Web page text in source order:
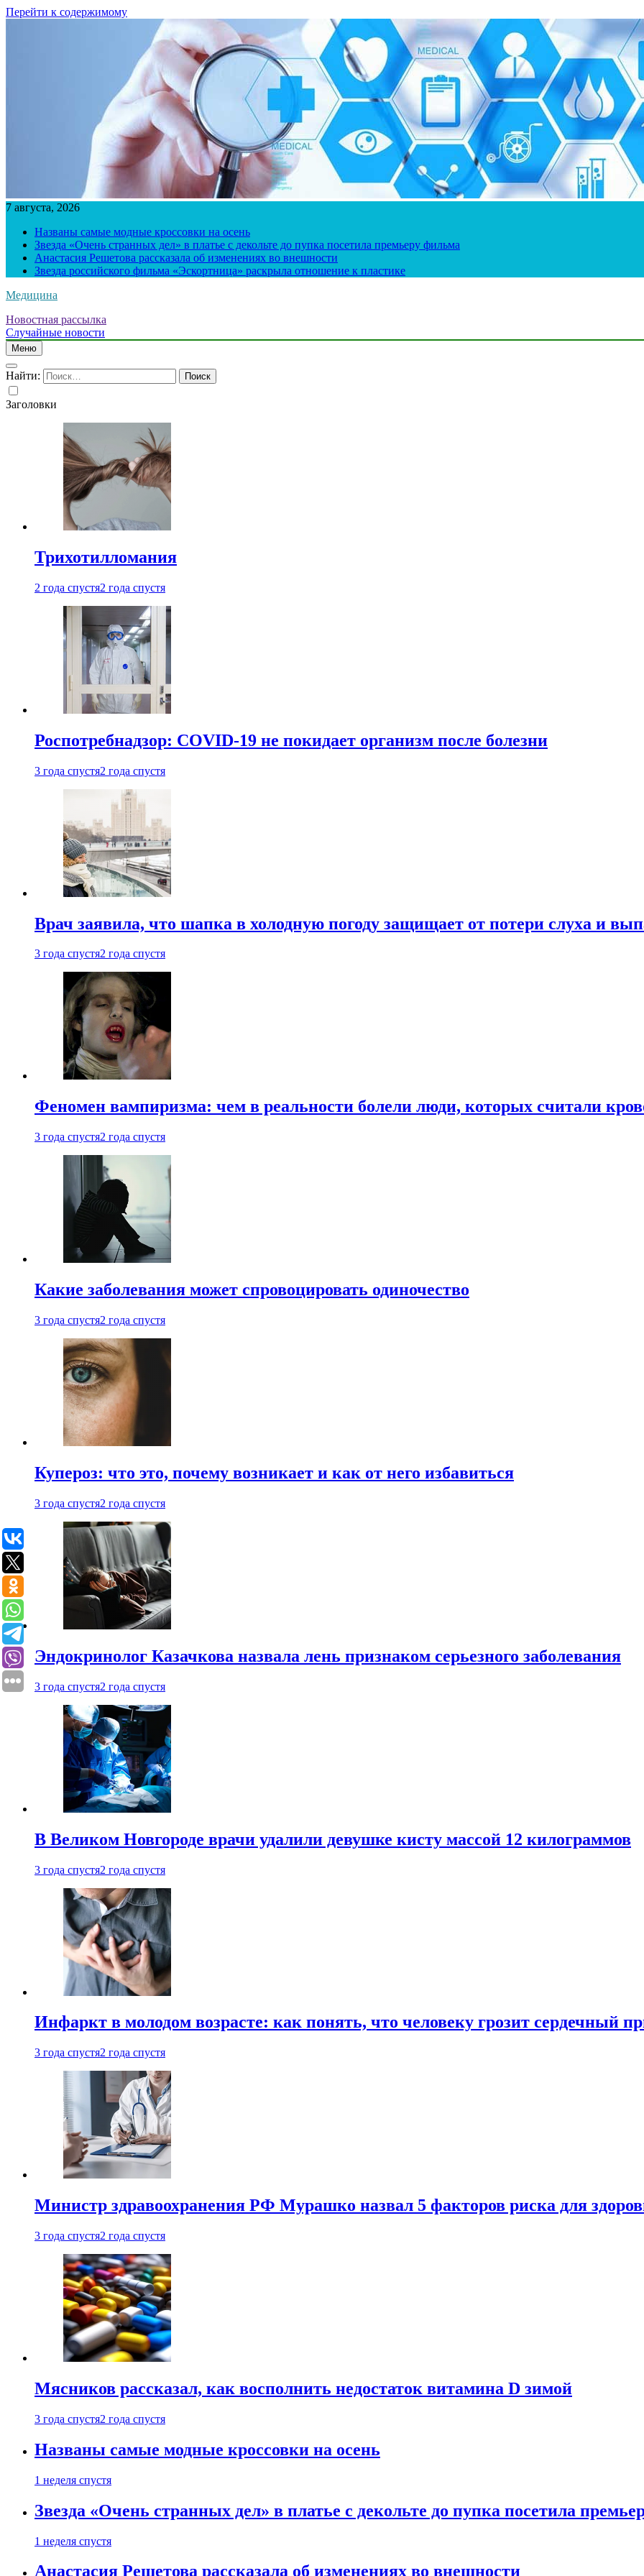
Перейти к содержимому
7 августа, 2026
Названы самые модные кроссовки на осень
Звезда «Очень странных дел» в платье с декольте до пупка посетила премьеру фильма
Анастасия Решетова рассказала об изменениях во внешности
Звезда российского фильма «Эскортница» раскрыла отношение к пластике
Медицина
Новостная рассылка
Случайные новости
Меню
Найти:
Заголовки
Трихотилломания
2 года спустя2 года спустя
Роспотребнадзор: COVID-19 не покидает организм после болезни
3 года спустя2 года спустя
Врач заявила, что шапка в холодную погоду защищает от потери слуха и
3 года спустя2 года спустя
Феномен вампиризма: чем в реальности болели люди, которых считали
3 года спустя2 года спустя
Какие заболевания может спровоцировать одиночество
3 года спустя2 года спустя
Купероз: что это, почему возникает и как от него избавиться
3 года спустя2 года спустя
Эндокринолог Казачкова назвала лень признаком серьезного заболевания
3 года спустя2 года спустя
В Великом Новгороде врачи удалили девушке кисту массой 12 килограммов
3 года спустя2 года спустя
Инфаркт в молодом возрасте: как понять, что человеку грозит сердечный
3 года спустя2 года спустя
Министр здравоохранения РФ Мурашко назвал 5 факторов риска для
3 года спустя2 года спустя
Мясников рассказал, как восполнить недостаток витамина D зимой
3 года спустя2 года спустя
Названы самые модные кроссовки на осень
1 неделя спустя
Звезда «Очень странных дел» в платье с декольте до пупка посетила
1 неделя спустя
Анастасия Решетова рассказала об изменениях во внешности